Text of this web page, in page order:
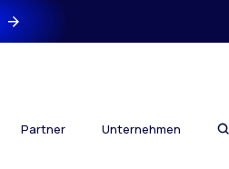
Partner Unternehmen